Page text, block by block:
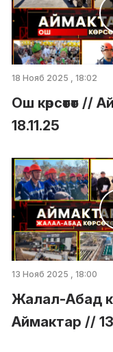
18 Нояб 2025 , 18:02
Ош көрсөтөт //
18.11.25
13 Нояб 2025 , 18:00
Жалал-Абад
Аймактар //